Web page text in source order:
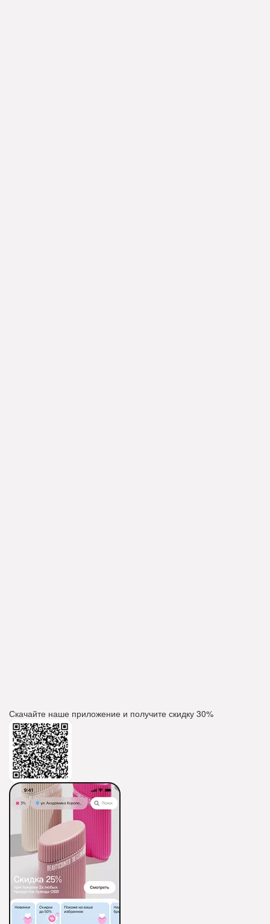
Скачайте наше приложение и получите скидку 30%